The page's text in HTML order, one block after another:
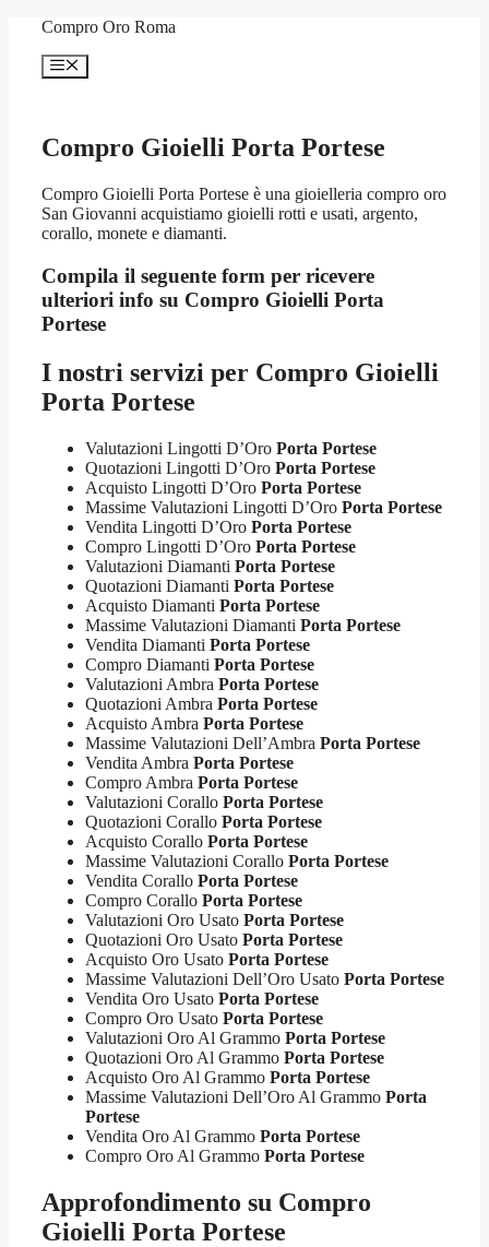
contenuto
Compro Oro Roma
Menu
Compro Gioielli Porta Portese
Compro Gioielli Porta Portese è una gioielleria compro oro
San Giovanni acquistiamo gioielli rotti e usati, argento,
corallo, monete e diamanti.
Compila il seguente form per ricevere
ulteriori info su Compro Gioielli Porta
Portese
I nostri servizi per Compro Gioielli
Porta Portese
Valutazioni Lingotti D’Oro Porta Portese
Quotazioni Lingotti D’Oro Porta Portese
Acquisto Lingotti D’Oro Porta Portese
Massime Valutazioni Lingotti D’Oro Porta Portese
Vendita Lingotti D’Oro Porta Portese
Compro Lingotti D’Oro Porta Portese
Valutazioni Diamanti Porta Portese
Quotazioni Diamanti Porta Portese
Acquisto Diamanti Porta Portese
Massime Valutazioni Diamanti Porta Portese
Vendita Diamanti Porta Portese
Compro Diamanti Porta Portese
Valutazioni Ambra Porta Portese
Quotazioni Ambra Porta Portese
Acquisto Ambra Porta Portese
Massime Valutazioni Dell’Ambra Porta Portese
Vendita Ambra Porta Portese
Compro Ambra Porta Portese
Valutazioni Corallo Porta Portese
Quotazioni Corallo Porta Portese
Acquisto Corallo Porta Portese
Massime Valutazioni Corallo Porta Portese
Vendita Corallo Porta Portese
Compro Corallo Porta Portese
Valutazioni Oro Usato Porta Portese
Quotazioni Oro Usato Porta Portese
Acquisto Oro Usato Porta Portese
Massime Valutazioni Dell’Oro Usato Porta Portese
Vendita Oro Usato Porta Portese
Compro Oro Usato Porta Portese
Valutazioni Oro Al Grammo Porta Portese
Quotazioni Oro Al Grammo Porta Portese
Acquisto Oro Al Grammo Porta Portese
Massime Valutazioni Dell’Oro Al Grammo Porta
Portese
Vendita Oro Al Grammo Porta Portese
Compro Oro Al Grammo Porta Portese
Approfondimento su Compro
Gioielli Porta Portese